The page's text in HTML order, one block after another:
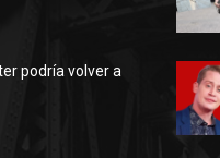
podría volver a